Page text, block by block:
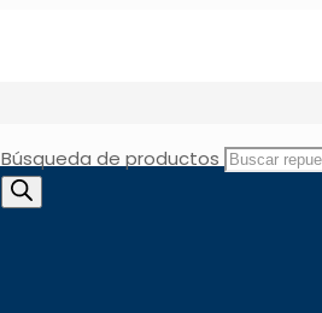
Búsqueda de productos